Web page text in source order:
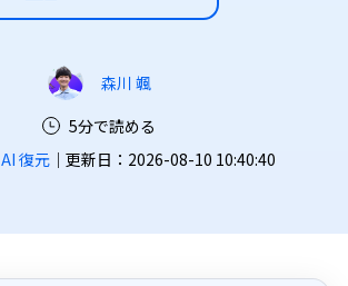
森川 颯
5分で読める
AI 復元｜更新日：2026-08-10 10:40:40